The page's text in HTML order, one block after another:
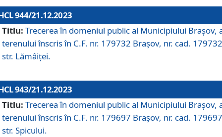
944/21.12.2023
Titlu: Trecerea în domeniul public al Municipiului Braşov,
terenului înscris în C.F. nr. 179732 Brașov, nr. cad.
str. Lămâiței.
943/21.12.2023
Titlu: Trecerea în domeniul public al Municipiului Braşov,
terenului înscris în C.F. nr. 179697 Brașov, nr. cad.
str. Spicului.